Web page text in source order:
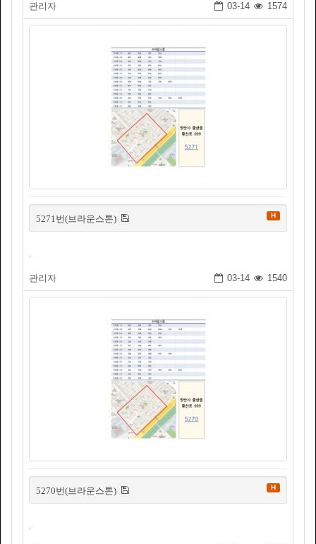
관리자 03-14 1574
5271번(브라운스톤) H
.
관리자 03-14 1540
5270번(브라운스톤) H
.